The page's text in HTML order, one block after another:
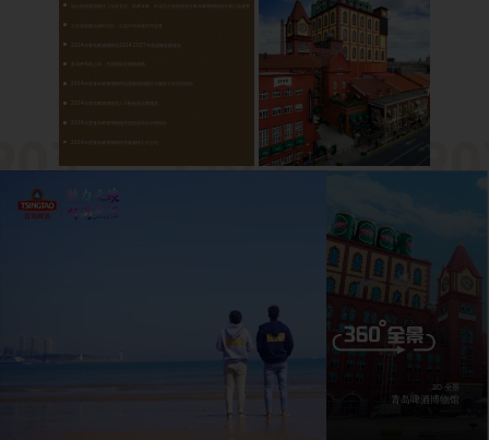
核心价值观我践行 | 传承文化，筑梦未来，市北区台东街道联合青岛啤酒博物馆开展公益课堂
2024年青岛啤酒博物馆2024-2027年度战略发展规划
多语种系统上线，开启国际文旅新体验
2024年度青岛啤酒博物馆志愿者组织建设与服务工作综合报告
2024年青岛啤酒博物馆人才配备及培养规划
2024年度青岛啤酒博物馆开放情况综合分析报告
2024年度青岛啤酒博物馆节能减排工作总结
3D·全景
青岛啤酒博物馆